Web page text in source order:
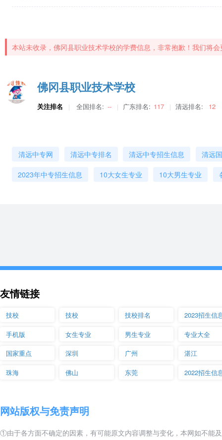
本站未收录，佛冈县职业技术学校的学费信息，非常抱歉！我们将
佛冈县职业技术学校
关注排名 全国排名: -- 广东排名: 117 清远排名: 12
清远中专网 清远中专排名 清远中专招生信息 清远
2023年中专招生信息 10大女生专业 10大男生专业
友情链接
技校 技校 技校排名 2023招生信
手机版 女生专业 男生专业 专业大全
国家重点 深圳 广州 湛江
珠海 佛山 东莞 2022招生信
网站版权与免责声明
①由于各方面不确定的因素，有可能原文内容调整与变化，本网如不能